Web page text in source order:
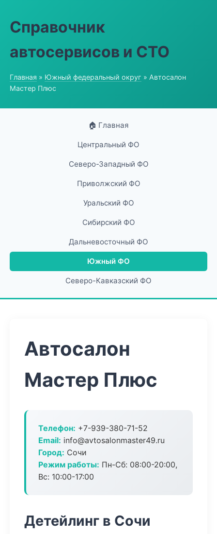
Справочник
автосервисов и СТО
Главная » Южный федеральный округ » Автосалон
Мастер Плюс
🏠 Главная
Центральный ФО
Северо-Западный ФО
Приволжский ФО
Уральский ФО
Сибирский ФО
Дальневосточный ФО
Южный ФО
Северо-Кавказский ФО
Автосалон
Мастер Плюс
Телефон: +7-939-380-71-52
Email: info@avtosalonmaster49.ru
Город: Сочи
Режим работы: Пн-Сб: 08:00-20:00,
Вс: 10:00-17:00
Детейлинг в Сочи